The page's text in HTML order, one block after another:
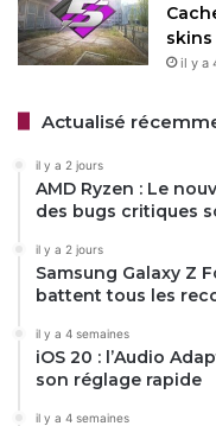
skins
il y a
Actualisé
il y a 2 jours
AMD Ryzen : Le
des bugs critiques
il y a 2 jours
Samsung Galaxy Z
battent tous les
il y a 4 semaines
iOS 20 : l’Audio
son réglage rapide
il y a 4 semaines